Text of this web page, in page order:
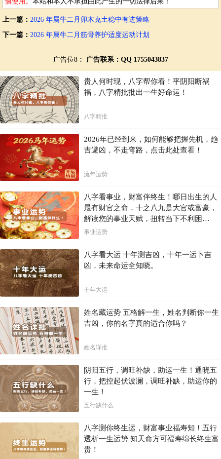
上一篇： 2026 年属牛二月卯木克土稳中有进策略
下一篇： 2026 年属牛二月筋骨养护适度运动计划
广告位8： 广告联系：QQ 1755043837
贵人何时现，八字帮你看！平阴阳断祸
福，八字精批批出一生好命运！
八字精批
2026年已经到来，如何能够把握先机，趋
吉避凶，不走弯路，点击此处查看！
流年运势
八字看事业，财富伴终生！哪日出生的人
最有财官之命，十之八九是大官或富豪，
解读您的事业天赋，扭转当下不利困
局！！
事业运势
八字看大运 十年测吉凶，十年一运卜吉
凶，未来命运全知晓。
十年大运
姓名藏运势 五格解一生，姓名判断你一生
吉凶，你的名字真的适合你吗？
姓名详批
阴阳五行，调旺补缺，助运一生！通晓五
行，把控起伏波澜，调旺补缺，助运你的
一生！
五行缺什么
八字测你终生运，财富事业福寿知！五行
透析一生运势 知天命方可福寿绵长终生富
贵！